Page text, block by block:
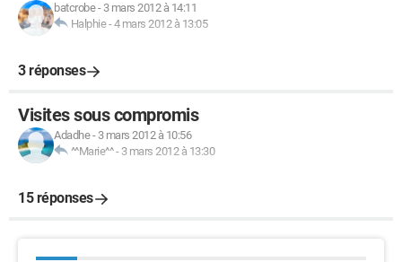
batcrobe- 3 mars 2012 à 14:11
Halphie-4 mars 2012 à 13:05
3 réponses
Visites sous compromis
Adadhe- 3 mars 2012 à 10:56
^^Marie^^- 3 mars 2012 à 13:30
15 réponses